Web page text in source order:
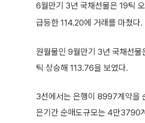
6월만기 3년 국채선물은 19틱
급등한 114.20에 거래를 마쳤
원월물인 9월만기 3년 국채선
틱 상승해 113.76을 보였다.
3선에서는 은행이 8997계약을
은기간 순매도규모는 4만3790